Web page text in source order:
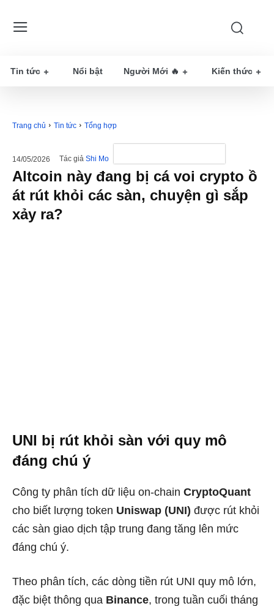
Tin tức Nổi bật Người Mới 🔥 Kiến thức
Trang chủ Tin tức Tổng hợp
14/05/2026 Tác giả Shi Mo
Altcoin này đang bị cá voi crypto ồ
át rút khỏi các sàn, chuyện gì sắp
xảy ra?
UNI bị rút khỏi sàn với quy mô
đáng chú ý
Công ty phân tích dữ liệu on-chain CryptoQuant
cho biết lượng token Uniswap (UNI) được rút khỏi
các sàn giao dịch tập trung đang tăng lên mức
đáng chú ý.
Theo phân tích, các dòng tiền rút UNI quy mô lớn,
đặc biệt thông qua Binance, trong tuần cuối tháng